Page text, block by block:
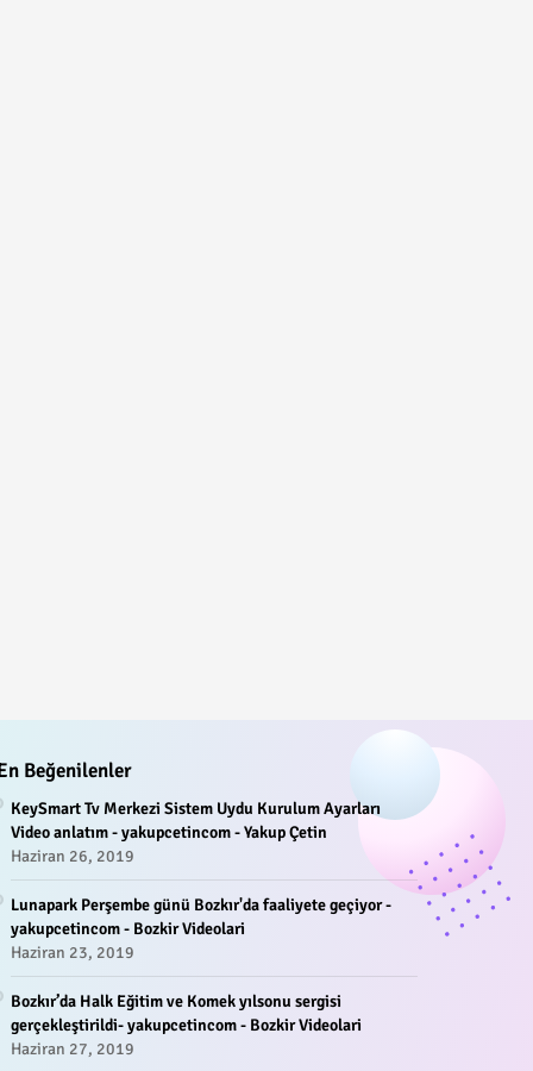
Beğenilenler
KeySmart Tv Merkezi Sistem Uydu Kurulum Ayarları
Video anlatım - yakupcetincom - Yakup Çetin
Haziran 26, 2019
Lunapark Perşembe günü Bozkır'da faaliyete geçiyor -
yakupcetincom - Bozkir Videolari
Haziran 23, 2019
Bozkır’da Halk Eğitim ve Komek yılsonu sergisi
gerçekleştirildi- yakupcetincom - Bozkir Videolari
Haziran 27, 2019